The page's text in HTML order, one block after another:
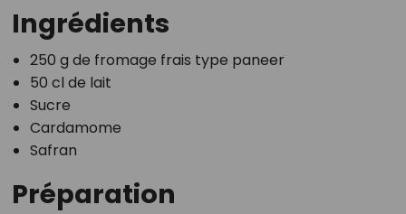
Ingrédients
250 g de fromage frais type paneer
50 cl de lait
Sucre
Cardamome
Safran
Préparation